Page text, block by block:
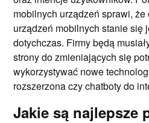
mobilnych urządzeń sprawi,
urządzeń mobilnych stanie się
dotychczas. Firmy będą
strony do zmieniających się
wykorzystywać nowe
rozszerzona czy chatboty do
Jakie są najlepsze